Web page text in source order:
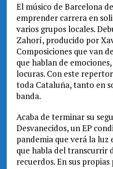
El músico de Barcelona
emprender carrera en
varios grupos locales.
Zahorí, producido por
Composiciones que van
que hablan de
locuras. Con este
toda Cataluña, tanto en
banda.
Acaba de terminar su
Desvanecidos, un EP
pandemia que verá la luz
que habla del transcurrir
recuerdos. En sus propias